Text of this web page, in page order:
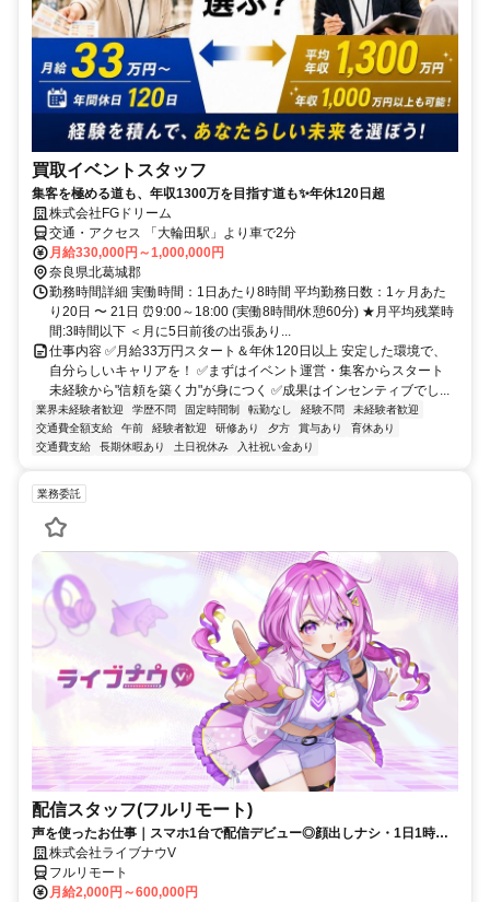
買取イベントスタッフ
集客を極める道も、年収1300万を目指す道も✨年休120日超
株式会社FGドリーム
交通・アクセス 「大輪田駅」より車で2分
月給330,000円～1,000,000円
奈良県北葛城郡
勤務時間詳細 実働時間：1日あたり8時間 平均勤務日数：1ヶ月あた
り20日 〜 21日 ⏰9:00～18:00 (実働8時間/休憩60分) ★月平均残業時
間:3時間以下 ＜月に5日前後の出張あり...
仕事内容 ✅月給33万円スタート＆年休120日以上 安定した環境で、
自分らしいキャリアを！ ✅まずはイベント運営・集客からスタート
未経験から"信頼を築く力"が身につく ✅成果はインセンティブでし...
業界未経験者歓迎 学歴不問 固定時間制 転勤なし 経験不問
未経験者歓迎
交通費全額支給
午前 経験者歓迎 研修あり 夕方 賞与あり
育休あり
交通費支給
長期休暇あり 土日祝休み 入社祝い金あり
業務委託
配信スタッフ(フルリモート)
声を使ったお仕事｜スマホ1台で配信デビュー◎顔出しナシ・1日1時間
～OK♪
株式会社ライブナウV
フルリモート
月給2,000円～600,000円